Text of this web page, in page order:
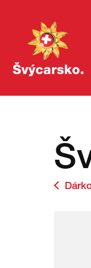
stránku
MojeSvycarsko.com